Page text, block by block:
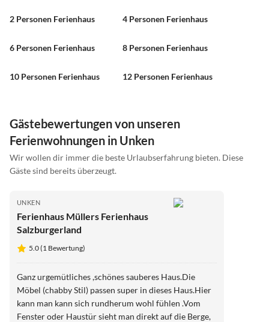
2 Personen Ferienhaus 4 Personen Ferienhaus
6 Personen Ferienhaus 8 Personen Ferienhaus
10 Personen Ferienhaus 12 Personen Ferienhaus
Gästebewertungen von unseren
Ferienwohnungen in Unken
Wir wollen dir immer die beste Urlaubserfahrung bieten. Diese
Gäste sind bereits überzeugt.
UNKEN
Ferienhaus Müllers Ferienhaus
Salzburgerland
5.0 (1 Bewertung)
Ganz urgemütliches ,schönes sauberes Haus.Die
Möbel (chabby Stil) passen super in dieses Haus.Hier
kann man kann sich rundherum wohl fühlen .Vom
Fenster oder Haustür sieht man direkt auf die Berge,